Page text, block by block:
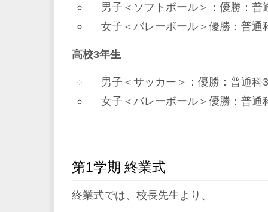
男子＜ソフトボール＞：優勝：普
女子＜バレーボール＞優勝：普通
高校3年生
男子＜サッカー＞：優勝：普通科
女子＜バレーボール＞優勝：普通
第1学期 終業式
終業式では、校長先生より、